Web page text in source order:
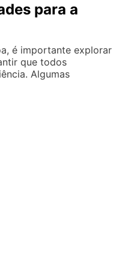
para a
é importante explorar
que todos
Algumas